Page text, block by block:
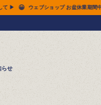
業期間中の配送に関して ▶ 😀 ウェ
らせ